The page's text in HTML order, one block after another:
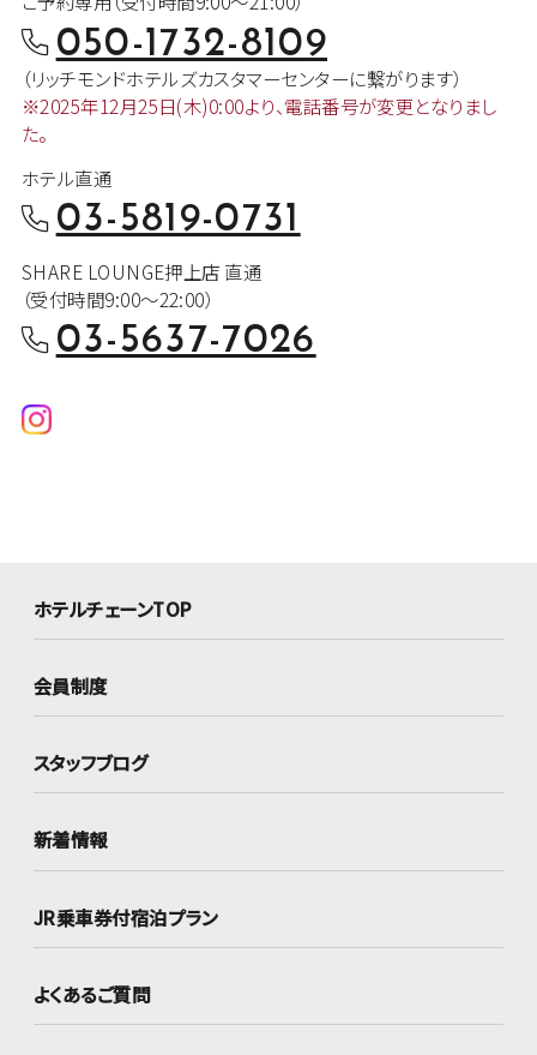
050-1732-8109
（リッチモンドホテルズカスタマーセンターに繋がります）
※2025年12月25日(木)0:00より、電話番号が変更となりまし
た。
ホテル直通
03-5819-0731
SHARE LOUNGE押上店 直通
（受付時間9:00～22:00）
03-5637-7026
ホテルチェーンTOP
会員制度
スタッフブログ
新着情報
JR乗車券付宿泊プラン
よくあるご質問